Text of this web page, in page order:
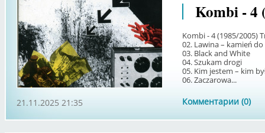
Kombi - 4
Kombi - 4 (1985/2005)
02. Lawina – kamień
03. Black and White
04. Szukam drogi
05. Kim jestem – kim
06. Zaczarowa...
Комментарии (0)
21.11.2025 21:35